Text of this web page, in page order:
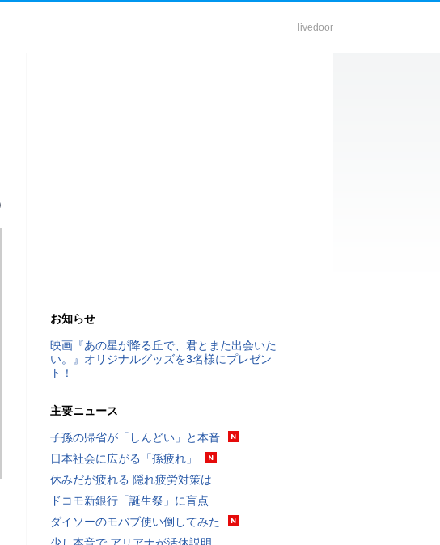
livedoor
お知らせ
映画『あの星が降る丘で、君とまた出会いた
い。』オリジナルグッズを3名様にプレゼン
ト！
主要ニュース
子孫の帰省が「しんどい」と本音
日本社会に広がる「孫疲れ」
休みだが疲れる 隠れ疲労対策は
ドコモ新銀行「誕生祭」に盲点
ダイソーのモバブ使い倒してみた